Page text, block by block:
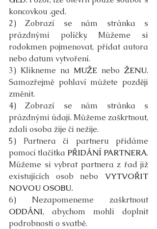
koncovkou .ged.
2) Zobrazí se nám stránka s
prázdnými políčky. Můžeme si
rodokmen pojmenovat, přidat autora
nebo datum vytvoření.
3) Klikneme na MUŽE nebo ŽENU.
Samozřejmě pohlaví můžete později
změnit.
4) Zobrazí se nám stránka s
prázdnými údaji. Můžeme zaškrtnout,
zdali osoba žije či nežije.
5) Partnera či partneru přidáme
pomocí tlačítka PŘIDÁNÍ PARTNERA.
Můžeme si vybrat partnera z řad již
existujících osob nebo VYTVOŘIT
NOVOU OSOBU.
ODDÁNI, abychom mohli doplnit
podrobnosti o svatbě.